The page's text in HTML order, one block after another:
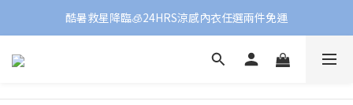
酷暑救星降臨🧊24HRS涼感內衣任選兩件免運